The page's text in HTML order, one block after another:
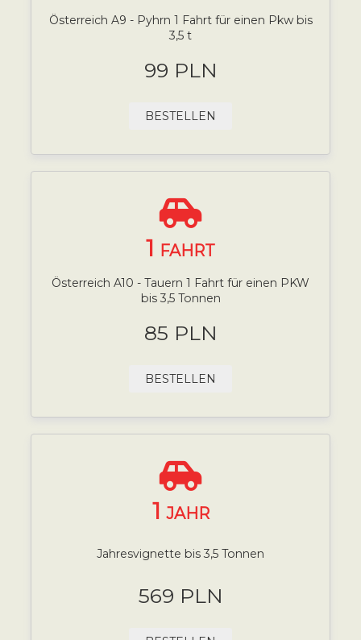
Österreich A9 - Pyhrn 1 Fahrt für einen Pkw bis
3,5 t
99 PLN
BESTELLEN
1 FAHRT
Österreich A10 - Tauern 1 Fahrt für einen PKW
bis 3,5 Tonnen
85 PLN
BESTELLEN
1 JAHR
Jahresvignette bis 3,5 Tonnen
569 PLN